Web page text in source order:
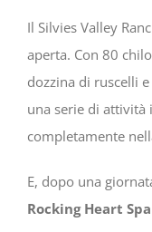
Il Silvies Valley
aperta. Con 80
dozzina di ruscelli
una serie di
completamente
E, dopo una
Rocking Heart